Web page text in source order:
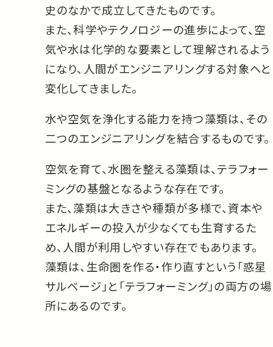
史のなかで成立してきたものです。
また、科学やテクノロジーの進歩によって、空
気や水は化学的な要素として理解されるよう
になり、人間がエンジニアリングする対象へと
変化してきました。
水や空気を浄化する能力を持つ藻類は、その
二つのエンジニアリングを結合するものです。
空気を育て、水圏を整える藻類は、テラフォー
ミングの基盤となるような存在です。
また、藻類は大きさや種類が多様で、資本や
エネルギーの投入が少なくても生育するた
め、人間が利用しやすい存在でもあります。
藻類は、生命圏を作る・作り直すという「惑星
サルベージ」と「テラフォーミング」の両方の場
所にあるのです。